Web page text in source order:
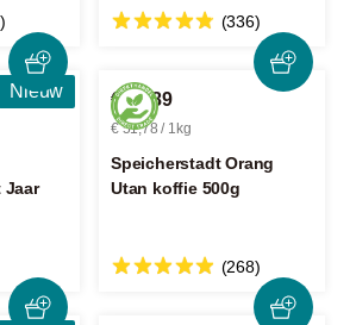
(336)
Nieuw
Jaar
€ 25,89
€ 51,78 / 1kg
Speicherstadt Orang
Utan koffie 500g
(268)